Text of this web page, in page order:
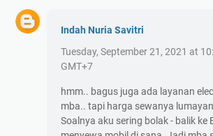
Indah Nuria Savitri
Tuesday, September 21, 2021 at
GMT+7
hmm.. bagus juga ada layanan
mba.. tapi harga sewanya
Soalnya aku sering bolak - balik ke